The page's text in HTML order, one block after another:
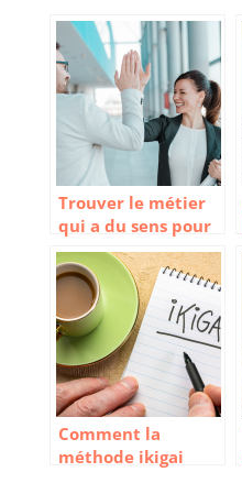
Trouver le métier
qui a du sens pour
soi et les autres
Comment la
méthode ikigai